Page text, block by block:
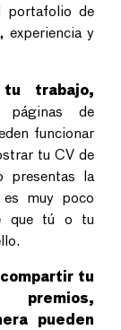
portafolio de
experiencia y
trabajo,
de
funcionar
tu CV de
presentas la
es muy poco
que tú o tu
tu
pueden